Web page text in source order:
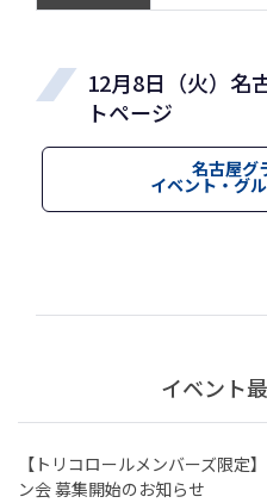
12月8日（火）名
トページ
名古屋グ
イベント・グ
イベント
【トリコロールメンバーズ限
ン会 募集開始のお知らせ